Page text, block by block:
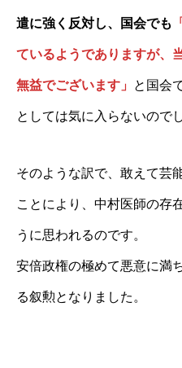
遣に強く反対し、国会でも
ているようでありますが、
無益でございます」 と国会
としては気に入らないので
そのような訳で、敢えて芸
ことにより、中村医師の存
うに思われるのです。
安倍政権の極めて悪意に満
る叙勲となりました。